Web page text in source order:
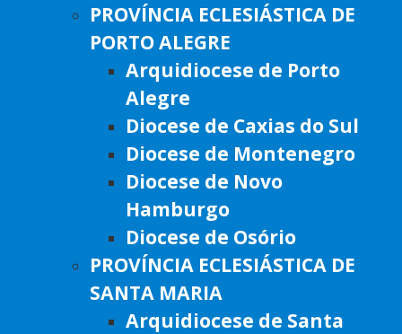
PROVÍNCIA ECLESIÁSTICA DE
PORTO ALEGRE
Arquidiocese de Porto
Alegre
Diocese de Caxias do Sul
Diocese de Montenegro
Diocese de Novo
Hamburgo
Diocese de Osório
PROVÍNCIA ECLESIÁSTICA DE
SANTA MARIA
Arquidiocese de Santa